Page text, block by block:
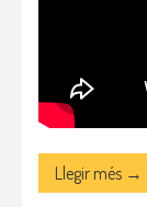
Llegir més →